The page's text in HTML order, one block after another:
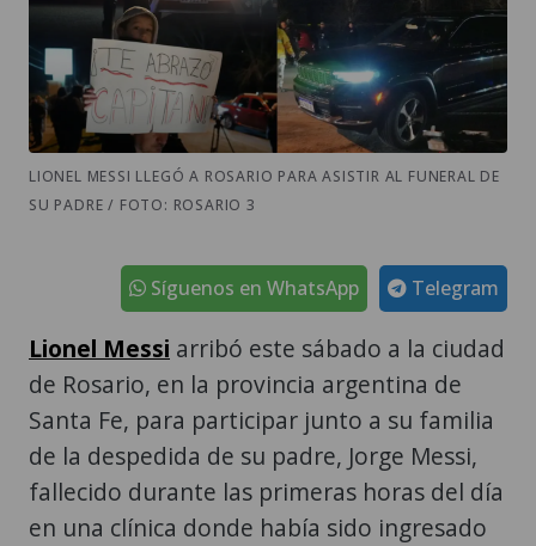
LIONEL MESSI LLEGÓ A ROSARIO PARA ASISTIR AL FUNERAL DE
SU PADRE / FOTO: ROSARIO 3
Telegram
Síguenos en WhatsApp
Lionel Messi arribó este sábado a la ciudad
de Rosario, en la provincia argentina de
Santa Fe, para participar junto a su familia
de la despedida de su padre, Jorge Messi,
fallecido durante las primeras horas del día
en una clínica donde había sido ingresado